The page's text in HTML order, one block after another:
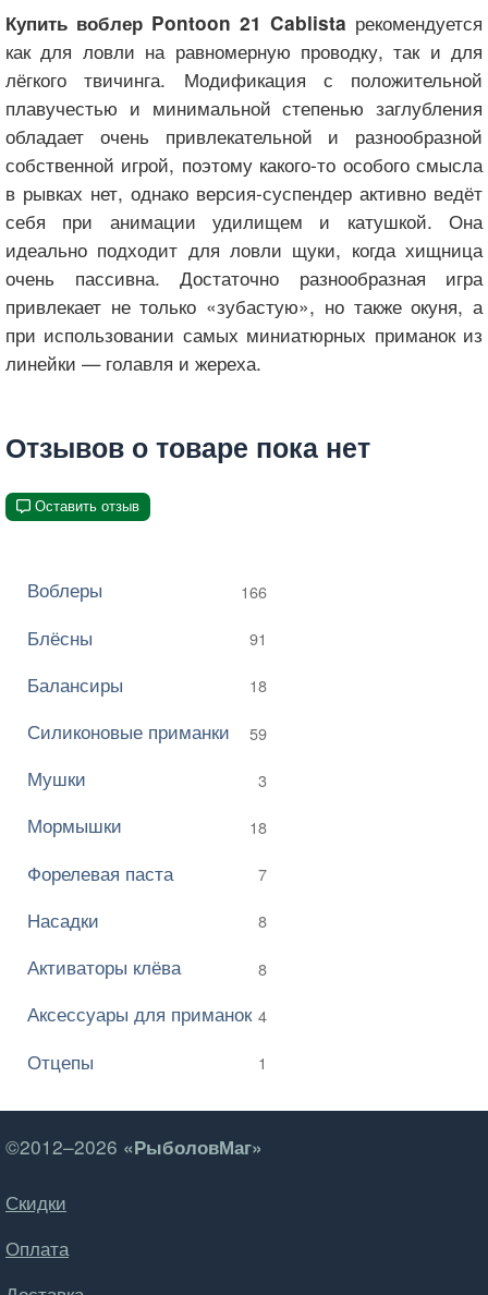
Купить воблер Pontoon 21 Cablista рекомендуется
как для ловли на равномерную проводку, так и для
лёгкого твичинга. Модификация с положительной
плавучестью и минимальной степенью заглубления
обладает очень привлекательной и разнообразной
собственной игрой, поэтому какого-то особого смысла
в рывках нет, однако версия-суспендер активно ведёт
себя при анимации удилищем и катушкой. Она
идеально подходит для ловли щуки, когда хищница
очень пассивна. Достаточно разнообразная игра
привлекает не только «зубастую», но также окуня, а
при использовании самых миниатюрных приманок из
линейки — голавля и жереха.
Отзывов о товаре пока нет
Оставить отзыв
Воблеры 166
Блёсны 91
Балансиры 18
Силиконовые приманки 59
Мушки 3
Мормышки 18
Форелевая паста 7
Насадки 8
Активаторы клёва 8
Аксессуары для приманок 4
Отцепы 1
©2012–2026 «РыболовМаг»
Скидки
Оплата